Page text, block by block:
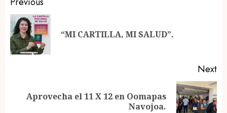
Post
navigation“MI CARTILLA, MI SALUD”.
Next
NextAprovecha el 11 X 12 en Oomapas
Navojoa.